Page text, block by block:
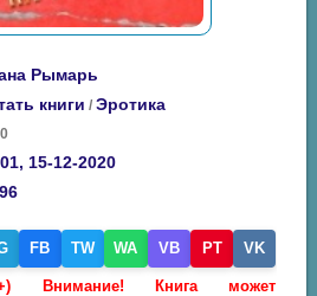
Рымарь
книги /Эротика
15-12-2020
FB TW WA VB PT VK
Внимание! Книга может